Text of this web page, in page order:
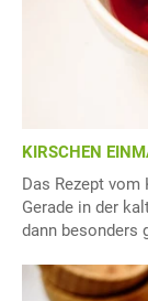
KIRSCHEN
Das Rezept vom
Gerade in der
dann besonders